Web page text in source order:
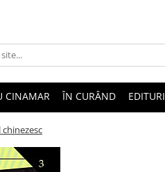
CINAMAR ÎN CURÂND EDITURI